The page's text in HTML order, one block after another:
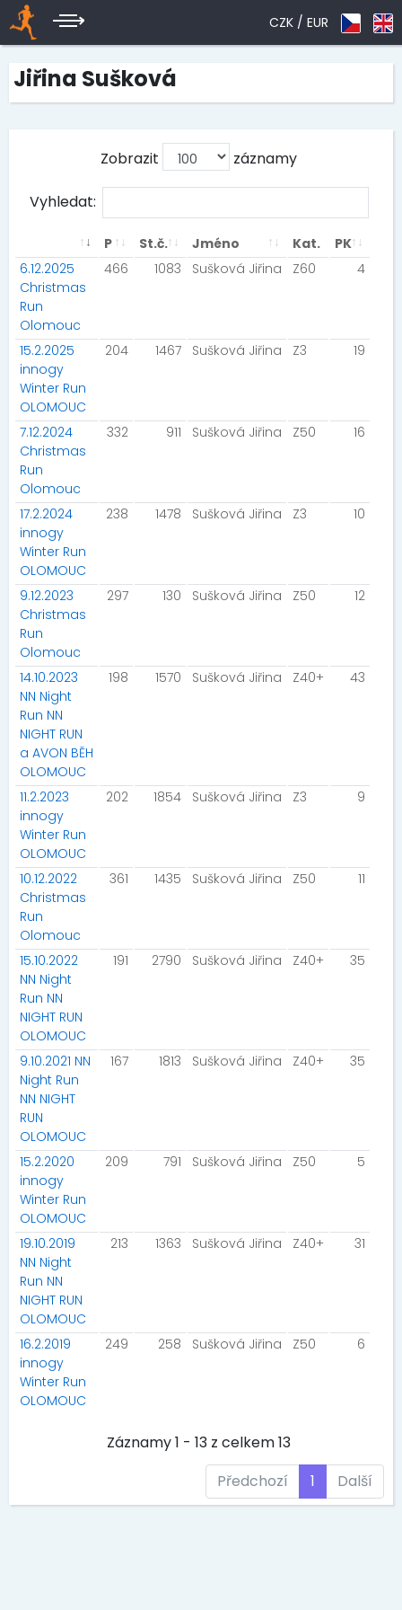
CZK / EUR
Jiřina Sušková
Zobrazit záznamy
Vyhledat:
P St.č. Jméno Kat.
PK
6.12.2025
Christmas
Run
Olomouc
466 1083 Sušková Jiřina Z60 4
15.2.2025
innogy
Winter Run
OLOMOUC
204 1467 Sušková Jiřina Z3 19
7.12.2024
Christmas
Run
Olomouc
332 911 Sušková Jiřina Z50 16
17.2.2024
innogy
Winter Run
OLOMOUC
238 1478 Sušková Jiřina Z3 10
9.12.2023
Christmas
Run
Olomouc
297 130 Sušková Jiřina Z50 12
14.10.2023
NN Night
Run NN
NIGHT RUN
a AVON BĚH
OLOMOUC
198 1570 Sušková Jiřina Z40+ 43
11.2.2023
innogy
Winter Run
OLOMOUC
202 1854 Sušková Jiřina Z3 9
10.12.2022
Christmas
Run
Olomouc
361 1435 Sušková Jiřina Z50 11
15.10.2022
NN Night
Run NN
NIGHT RUN
OLOMOUC
191 2790 Sušková Jiřina Z40+ 35
9.10.2021 NN
Night Run
NN NIGHT
RUN
OLOMOUC
167 1813 Sušková Jiřina Z40+ 35
15.2.2020
innogy
Winter Run
OLOMOUC
209 791 Sušková Jiřina Z50 5
19.10.2019
NN Night
Run NN
NIGHT RUN
OLOMOUC
213 1363 Sušková Jiřina Z40+ 31
16.2.2019
innogy
Winter Run
OLOMOUC
249 258 Sušková Jiřina Z50 6
Záznamy 1 - 13 z celkem 13
Předchozí
1 Další